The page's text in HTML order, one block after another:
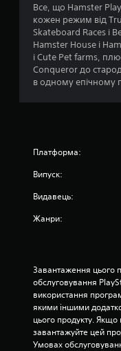
Все, що Hamster
кожен режим від
Skateboard Races і
Hamster House і
і Cute Pet farms,
Conqueror до
в одному епічному
Платформа:
Випуск:
Видавець:
Жанри:
Завантаження цього
обслуговування
використання
якими іншими
цього продукту.
завантажуйте цей
Умовах